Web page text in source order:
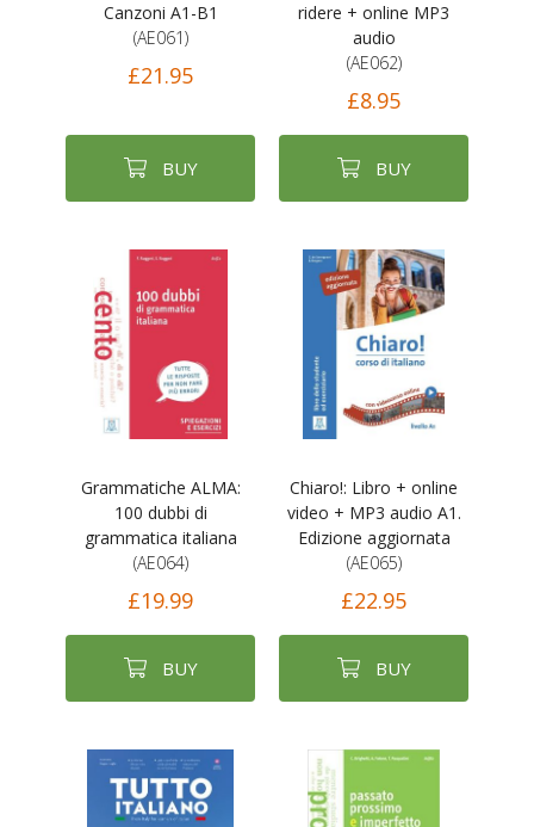
Canzoni A1-B1
(AE061)
£21.95
BUY
ridere + online MP3
audio
(AE062)
£8.95
BUY
Grammatiche ALMA:
100 dubbi di
grammatica italiana
(AE064)
£19.99
BUY
Chiaro!: Libro + online
video + MP3 audio A1.
Edizione aggiornata
(AE065)
£22.95
BUY